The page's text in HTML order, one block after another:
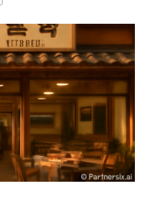
맛집 IT 컴퓨터 기술
의학 경제 마케팅
생활 기타